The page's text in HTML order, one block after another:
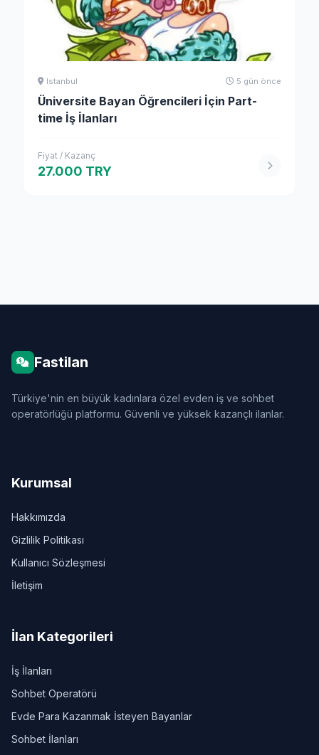
Istanbul 5 gün önce
Üniversite Bayan Öğrencileri İçin Part-
time İş İlanları
Fiyat / Kazanç
27.000 TRY
Fastilan
Türkiye'nin en büyük kadınlara özel evden iş ve sohbet
operatörlüğü platformu. Güvenli ve yüksek kazançlı ilanlar.
Kurumsal
Hakkımızda
Gizlilik Politikası
Kullanıcı Sözleşmesi
İletişim
İlan Kategorileri
İş İlanları
Sohbet Operatörü
Evde Para Kazanmak İsteyen Bayanlar
Sohbet İlanları